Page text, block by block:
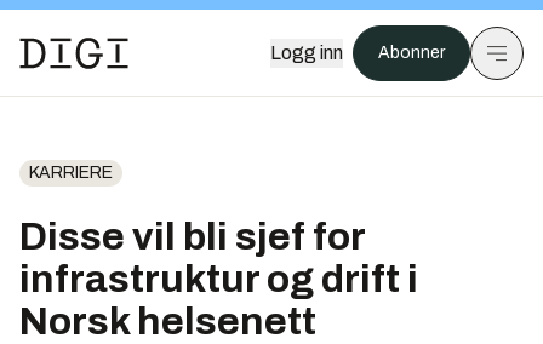
Logg inn Abonner
KARRIERE
Disse vil bli sjef for
infrastruktur og drift i
Norsk helsenett